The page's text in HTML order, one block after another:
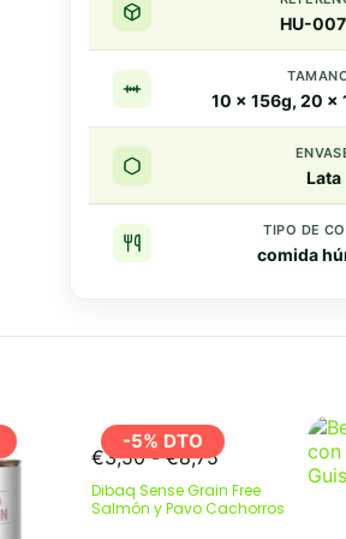
HU-
10 x 156g, 20 x
Lata
TIPO DE
comida
Puntos
Resumen
-5% DTO
€3,50 - €8,75Rango
de
precios:
Dibaq Sense Grain Free
Salmón y Pavo Cachorros